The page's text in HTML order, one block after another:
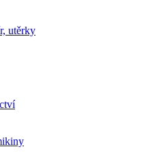
utěrky